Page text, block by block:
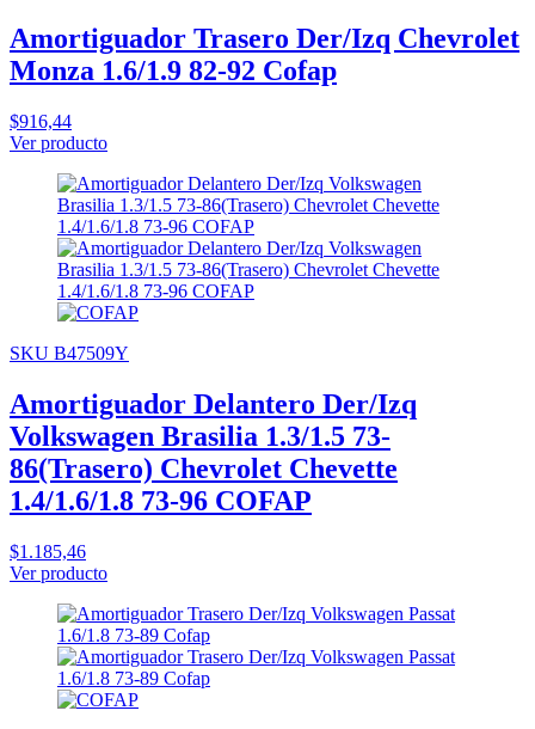
Amortiguador Trasero Der/Izq Chevrolet
Monza 1.6/1.9 82-92 Cofap
$916,44
Ver producto
SKU B47509Y
Amortiguador Delantero Der/Izq
Volkswagen Brasilia 1.3/1.5 73-
86(Trasero) Chevrolet Chevette
1.4/1.6/1.8 73-96 COFAP
$1.185,46
Ver producto